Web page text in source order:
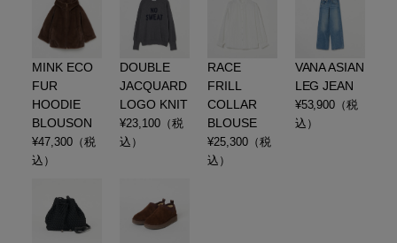
MINK ECO
FUR
HOODIE
BLOUSON
¥47,300（税
込）
DOUBLE
JACQUARD
LOGO KNIT
¥23,100（税
込）
RACE
FRILL
COLLAR
BLOUSE
¥25,300（税
込）
VANA ASIAN
LEG JEAN
¥53,900 （税
込）